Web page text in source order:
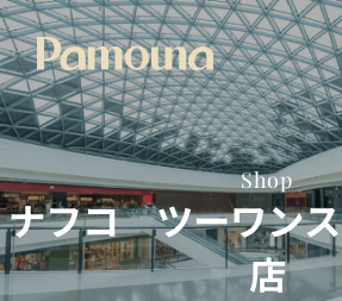
Shop
ナフコ ツーワン
店